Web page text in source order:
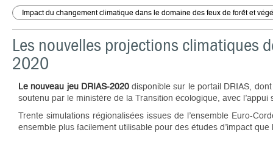
Impact du changement climatique dans le domaine des feux de forêt et
Les nouvelles projections climatiques
2020
Le nouveau jeu DRIAS-2020disponible sur le portail DRIAS,
soutenu par le ministère de la Transition écologique, avec l’appui
Trente simulations régionalisées issues de l’ensemble Euro-
ensemble plus facilement utilisable pour des études d’impact